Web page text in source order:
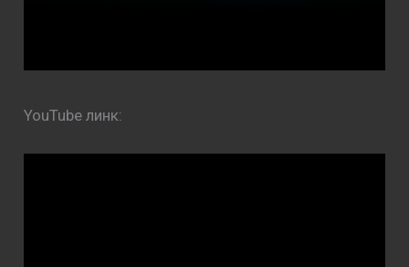
YouTube линк: